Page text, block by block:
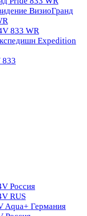
ВизиоГранд
833 WR
Expedition
833
Россия
RUS
Aqua+ Германия